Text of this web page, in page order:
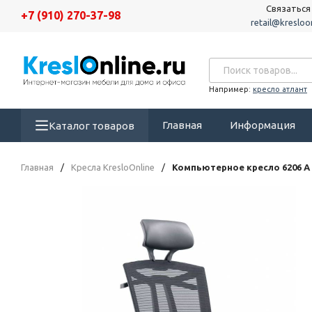
+7 (910) 270-37-98
Например: кресло атлант
Каталог товаров Главная Информация
Главная / Кресла KresloOnline / Компьютерное кресло 6206